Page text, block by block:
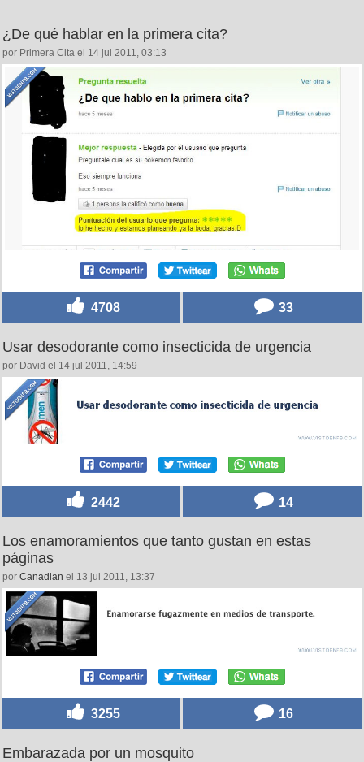
¿De qué hablar en la primera cita?
por Primera Cita el 14 jul 2011, 03:13
4708 33
Usar desodorante como insecticida de urgencia
por David el 14 jul 2011, 14:59
2442 14
Los enamoramientos que tanto gustan en estas
páginas
por Canadian el 13 jul 2011, 13:37
3255 16
Embarazada por un mosquito